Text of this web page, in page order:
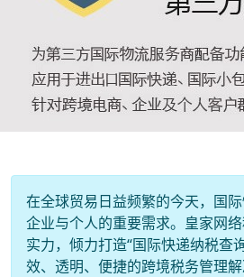
在全球贸易日益频繁的今天，国
企业与个人的重要需求。皇家网
实力，倾力打造“国际快递纳税查
效、透明、便捷的跨境税务管理解